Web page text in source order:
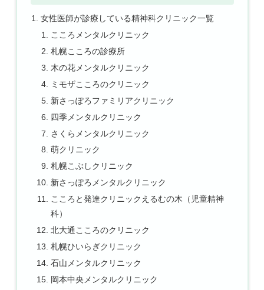
女性医師が診療している精神科クリニック一覧
こころメンタルクリニック
札幌こころの診療所
木の花メンタルクリニック
ミモザこころのクリニック
新さっぽろファミリアクリニック
四季メンタルクリニック
さくらメンタルクリニック
萌クリニック
札幌こぶしクリニック
新さっぽろメンタルクリニック
こころと発達クリニックえるむの木（児童精神
科）
北大通こころのクリニック
札幌ひいらぎクリニック
石山メンタルクリニック
岡本中央メンタルクリニック